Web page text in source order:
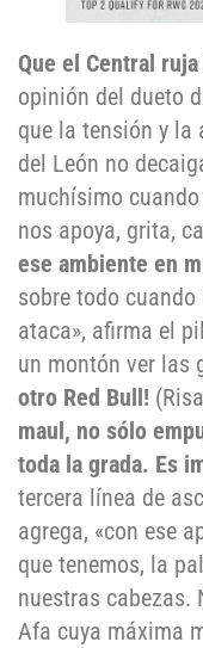
Que el Central
opinión del dueto
que la tensión y la
del León no
muchísimo
nos apoya, grita,
ese ambiente en
sobre todo
ataca», afirma el
un montón ver las
otro Red Bull!
maul, no sólo
toda la grada. Es
tercera línea de
agrega, «con ese
que tenemos, la
nuestras cabezas.
Afa cuya máxima